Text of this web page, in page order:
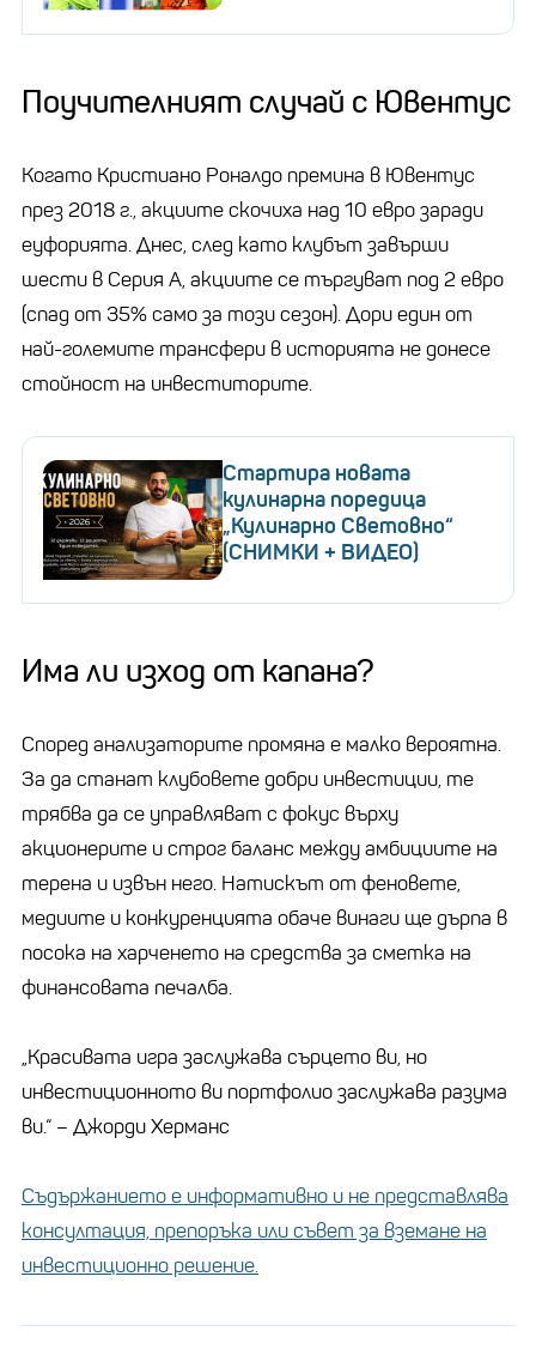
Поучителният случай с Ювентус
Когато Кристиано Роналдо премина в Ювентус
през 2018 г., акциите скочиха над 10 евро заради
еуфорията. Днес, след като клубът завърши
шести в Серия А, акциите се търгуват под 2 евро
(спад от 35% само за този сезон). Дори един от
най-големите трансфери в историята не донесе
стойност на инвеститорите.
Стартира новата
кулинарна поредица
„Кулинарно Световно“
(СНИМКИ + ВИДЕО)
Има ли изход от капана?
Според анализаторите промяна е малко вероятна.
За да станат клубовете добри инвестиции, те
трябва да се управляват с фокус върху
акционерите и строг баланс между амбициите на
терена и извън него. Натискът от феновете,
медиите и конкуренцията обаче винаги ще дърпа в
посока на харченето на средства за сметка на
финансовата печалба.
„Красивата игра заслужава сърцето ви, но
инвестиционното ви портфолио заслужава разума
ви.“ – Джорди Херманс
Съдържанието е информативно и не представлява
консултация, препоръка или съвет за вземане на
инвестиционно решение.